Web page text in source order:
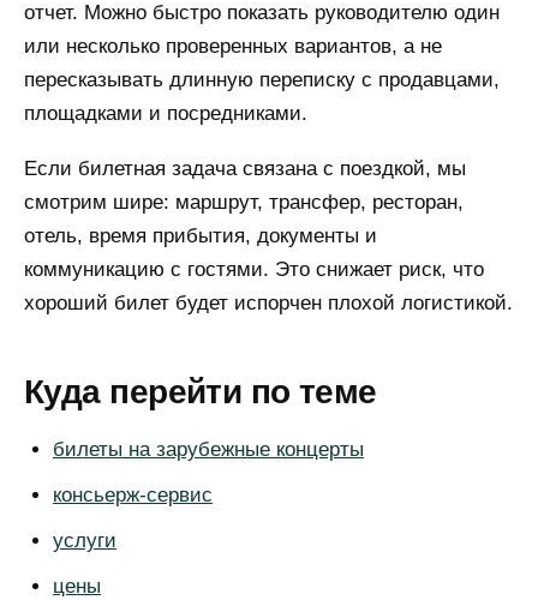
отчет. Можно быстро показать руководителю один
или несколько проверенных вариантов, а не
пересказывать длинную переписку с продавцами,
площадками и посредниками.
Если билетная задача связана с поездкой, мы
смотрим шире: маршрут, трансфер, ресторан,
отель, время прибытия, документы и
коммуникацию с гостями. Это снижает риск, что
хороший билет будет испорчен плохой логистикой.
Куда перейти по теме
билеты на зарубежные концерты
консьерж-сервис
услуги
цены
признана экстремистской и запрещена на